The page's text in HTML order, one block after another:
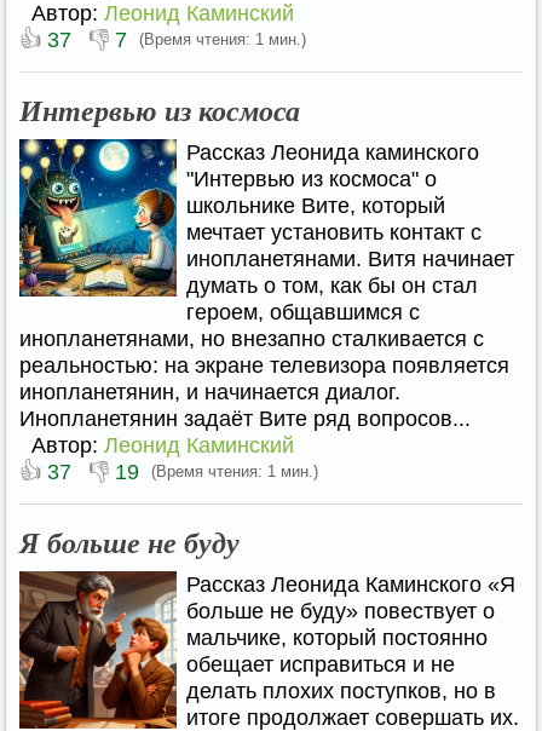
Автор: Леонид Каминский
👍 37 👎 7 (Время чтения: 1 мин.)
Интервью из космоса
Рассказ Леонида каминского
"Интервью из космоса" о
школьнике Вите, который
мечтает установить контакт с
инопланетянами. Витя начинает
думать о том, как бы он стал
героем, общавшимся с
инопланетянами, но внезапно сталкивается с
реальностью: на экране телевизора появляется
инопланетянин, и начинается диалог.
Инопланетянин задаёт Вите ряд вопросов...
Автор: Леонид Каминский
👍 37 👎 19 (Время чтения: 1 мин.)
Я больше не буду
Рассказ Леонида Каминского «Я
больше не буду» повествует о
мальчике, который постоянно
обещает исправиться и не
делать плохих поступков, но в
итоге продолжает совершать их.